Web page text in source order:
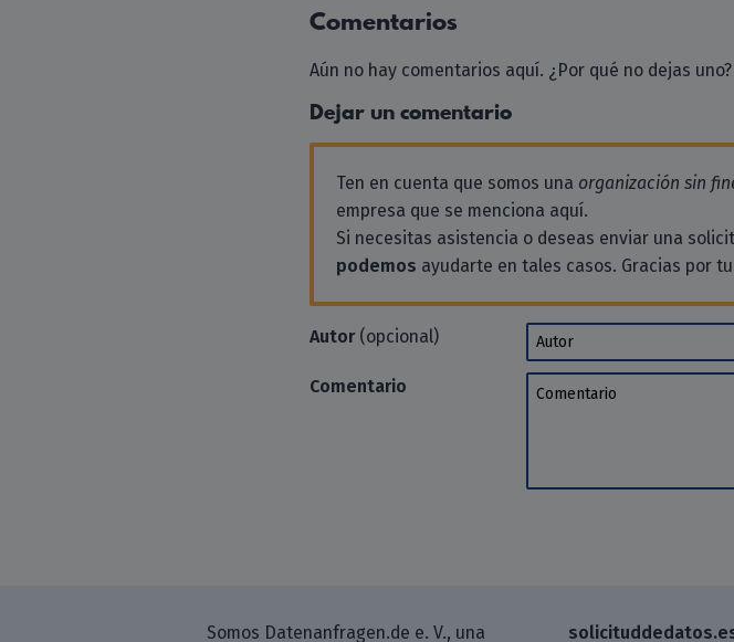
Comentarios
Aún no hay comentarios aquí. ¿Por qué no dejas uno?
Dejar un comentario
Ten en cuenta que somos una organización sin
empresa que se menciona aquí.
Si necesitas asistencia o deseas enviar una
podemos ayudarte en tales casos. Gracias por
Autor(opcional) Autor
Comentario Comentario
Somos Datenanfragen.de e. V., una